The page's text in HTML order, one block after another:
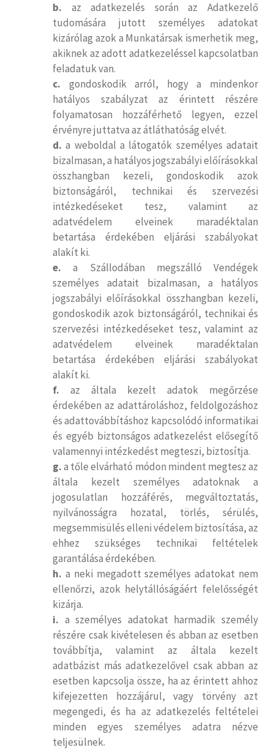
b. az adatkezelés során az Adatkezelő
tudomására jutott személyes adatokat
kizárólag azok a Munkatársak ismerhetik meg,
akiknek az adott adatkezeléssel kapcsolatban
feladatuk van.
c. gondoskodik arról, hogy a mindenkor
hatályos szabályzat az érintett részére
folyamatosan hozzáférhető legyen, ezzel
érvényre juttatva az átláthatóság elvét.
d. a weboldal a látogatók személyes adatait
bizalmasan, a hatályos jogszabályi előírásokkal
összhangban kezeli, gondoskodik azok
biztonságáról, technikai és szervezési
intézkedéseket tesz, valamint az
adatvédelem elveinek maradéktalan
betartása érdekében eljárási szabályokat
alakít ki.
e. a Szállodában megszálló Vendégek
személyes adatait bizalmasan, a hatályos
jogszabályi előírásokkal összhangban kezeli,
gondoskodik azok biztonságáról, technikai és
szervezési intézkedéseket tesz, valamint az
adatvédelem elveinek maradéktalan
betartása érdekében eljárási szabályokat
alakít ki.
f. az általa kezelt adatok megőrzése
érdekében az adattároláshoz, feldolgozáshoz
és adattovábbításhoz kapcsolódó informatikai
és egyéb biztonságos adatkezelést elősegítő
valamennyi intézkedést megteszi, biztosítja.
g.a tőle elvárható módon mindent megtesz az
általa kezelt személyes adatoknak a
jogosulatlan hozzáférés, megváltoztatás,
nyilvánosságra hozatal, törlés, sérülés,
megsemmisülés elleni védelem biztosítása, az
ehhez szükséges technikai feltételek
garantálása érdekében.
h. a neki megadott személyes adatokat nem
ellenőrzi, azok helytállóságáért felelősségét
kizárja.
i. a személyes adatokat harmadik személy
részére csak kivételesen és abban az esetben
továbbítja, valamint az általa kezelt
adatbázist más adatkezelővel csak abban az
esetben kapcsolja össze, ha az érintett ahhoz
kifejezetten hozzájárul, vagy törvény azt
megengedi, és ha az adatkezelés feltételei
minden egyes személyes adatra nézve
teljesülnek.